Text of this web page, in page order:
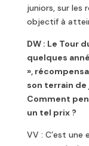
juniors, sur les
objectif à
DW : Le Tour
quelques
»,
son terrain de
Comment
un tel prix ?
VV : C’est